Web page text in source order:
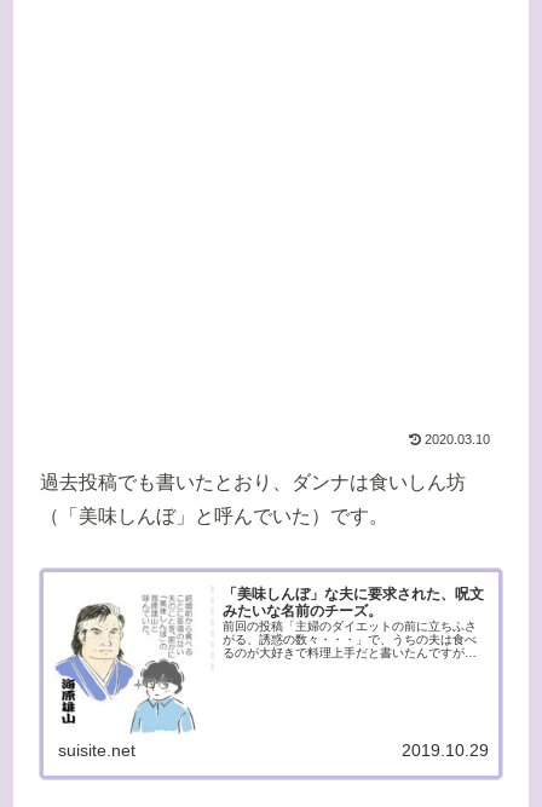
2020.03.10
過去投稿でも書いたとおり、ダンナは食いしん坊
（「美味しんぼ」と呼んでいた）です。
「美味しんぼ」な夫に要求された、呪文
みたいな名前のチーズ。
前回の投稿「主婦のダイエットの前に立ちふさ
がる、誘惑の数々・・・」で、うちの夫は食べ
るのが大好きで料理上手だと書いたんですが、
suisite.net 2019.10.29